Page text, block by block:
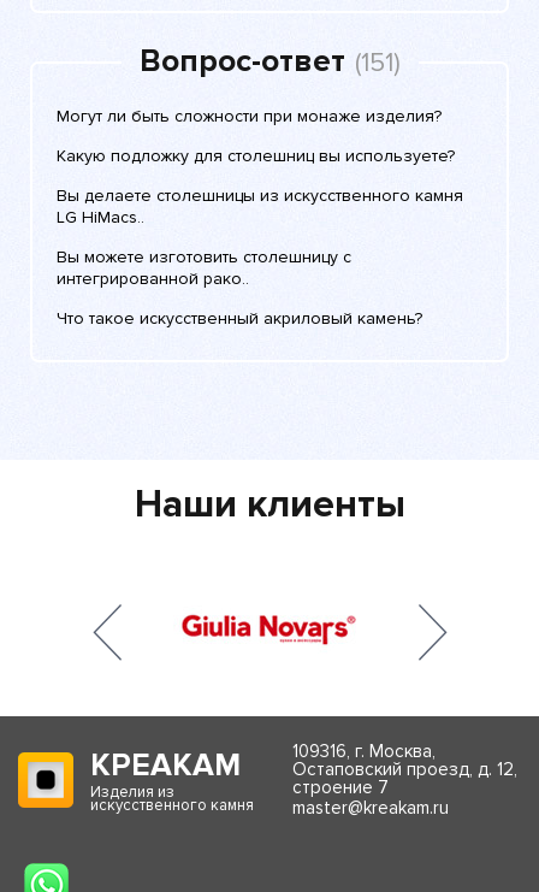
Вопрос-ответ (151)
Могут ли быть сложности при монаже изделия?
Какую подложку для столешниц вы используете?
Вы делаете столешницы из искусственного камня
LG HiMacs..
Вы можете изготовить столешницу с
интегрированной рако..
Что такое искусственный акриловый камень?
Наши клиенты
КРЕАКАМ
Изделия из
искусственного камня
109316, г. Москва,
Остаповский проезд, д. 12,
строение 7
master@kreakam.ru